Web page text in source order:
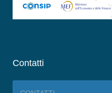
Contatti